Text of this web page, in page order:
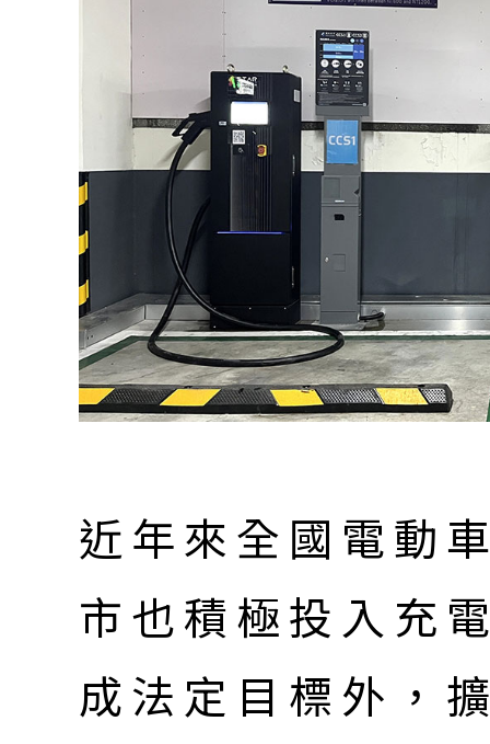
近年來全國電動
市也積極投入充
成法定目標外，